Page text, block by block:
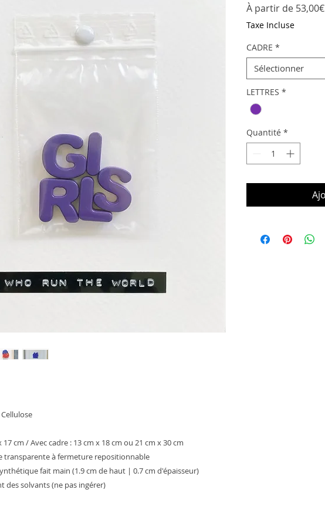
17 cm / Avec cadre : 13 cm x 18 cm ou 21 cm x 30 cm
transparente à fermeture repositionnable
fait main (1.9 cm de haut | 0.7 cm d'épaisseur)
des solvants (ne pas ingérer)
À partir de 53,00€
Taxe Incluse
CADRE *
Sélectionner
LETTRES *
Quantité *